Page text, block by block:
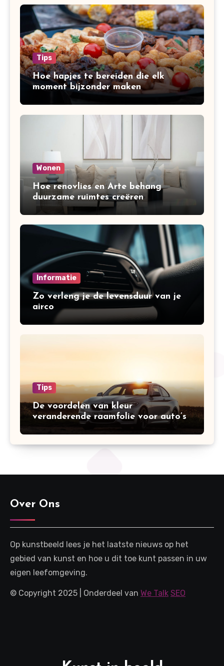
Tips
Hoe hapjes te bereiden die elk
moment bijzonder maken
Wonen
Hoe renovlies en Arte behang
duurzame ruimtes creëren
Informatie
Zo verleng je de levensduur van je
airco
Tips
De voordelen van kleur
veranderende raamfolie voor auto’s
Over Ons
Op kunstbeeld lees je het laatste nieuws op het
gebied van kunst en hoe u dit toe kunt passen in uw
eigen leefomgeving.
© Copyright 2025 | Onderdeel van We Talk SEO